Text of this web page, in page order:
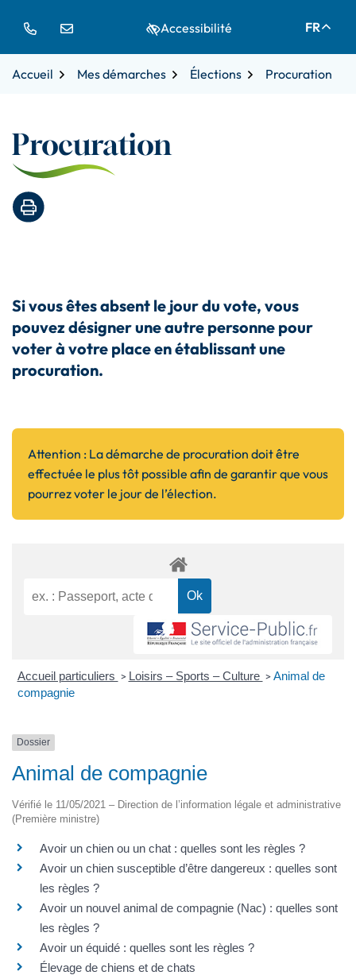
navigation
FR
Accessibilité
Accueil Mes démarches Élections Procuration
Procuration
Imprimer la page
Si vous êtes absent le jour du vote, vous
pouvez désigner une autre personne pour
voter à votre place en établissant une
procuration.
Attention : La démarche de procuration doit être
effectuée le plus tôt possible afin de garantir que vous
pourrez voter le jour de l’élection.
Accueil particuliers > Loisirs – Sports – Culture > Animal de
compagnie
Dossier
Animal de compagnie
Vérifié le 11/05/2021 – Direction de l’information légale et administrative
(Première ministre)
Avoir un chien ou un chat : quelles sont les règles ?
Avoir un chien susceptible d’être dangereux : quelles sont
les règles ?
Avoir un nouvel animal de compagnie (Nac) : quelles sont
les règles ?
Avoir un équidé : quelles sont les règles ?
Élevage de chiens et de chats